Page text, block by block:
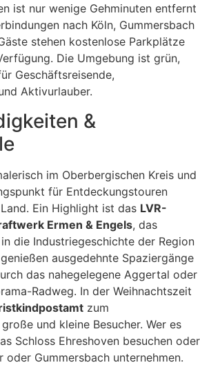
ist nur wenige Gehminuten entfernt
nach Köln, Gummersbach
stehen kostenlose Parkplätze
Die Umgebung ist grün,
Geschäftsreisende,
Aktivurlauber.
&
im Oberbergischen Kreis und
für Entdeckungstouren
Ein Highlight ist das LVR-
Ermen & Engels, das
die Industriegeschichte der Region
ausgedehnte Spaziergänge
das nahegelegene Aggertal oder
Radweg. In der Weihnachtszeit
zum
und kleine Besucher. Wer es
Schloss Ehreshoven besuchen oder
oder Gummersbach unternehmen.